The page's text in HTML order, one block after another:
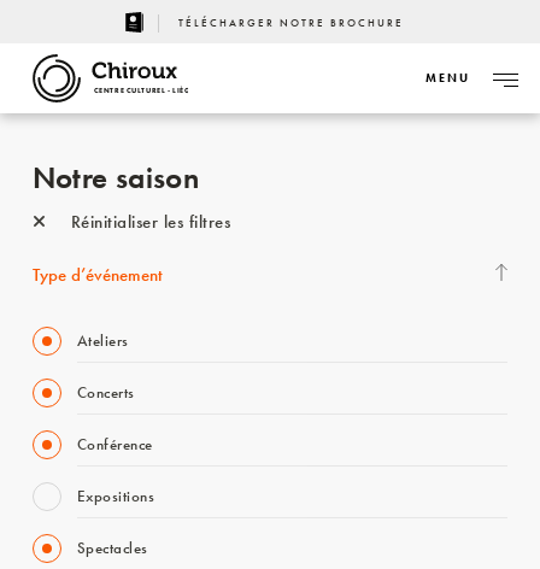
TÉLÉCHARGER NOTRE BROCHURE
CENTRE CULTUREL - LIÈGE
MENU
Notre saison
Réinitialiser les filtres
Type d’événement
Ateliers
Concerts
Conférence
Expositions
Spectacles